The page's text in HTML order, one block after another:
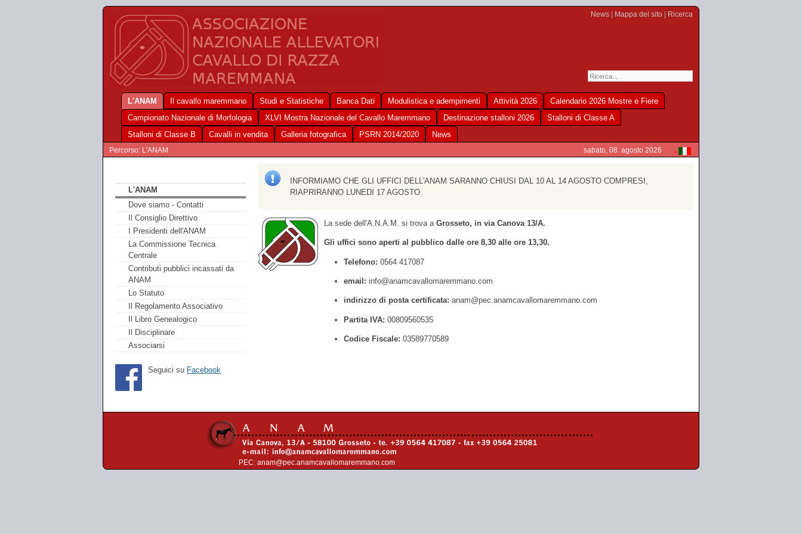
News Mappa del sito Ricerca
L'ANAM Il cavallo maremmano Studi e Statistiche Banca Dati Modulistica e adempimenti Attività 2026
Calendario 2026 Mostre e Fiere
Campionato Nazionale di Morfologia
XLVI Mostra Nazionale del Cavallo Maremmano Destinazione stalloni 2026
Stalloni di Classe A
Stalloni di Classe B
Cavalli in vendita Galleria fotografica PSRN 2014/2020 News
Percorso: L'ANAM sabato, 08. agosto 2026
L'ANAM
Dove siamo - Contatti
Il Consiglio Direttivo
I Presidenti dell'ANAM
La Commissione Tecnica
Centrale
Contributi pubblici incassati da
ANAM
Lo Statuto
Il Regolamento Associativo
Il Libro Genealogico
Il Disciplinare
Associarsi
Seguici su Facebook
INFORMIAMO CHE GLI UFFICI DELL'ANAM SARANNO CHIUSI DAL 10 AL 14 AGOSTO COMPRESI,
RIAPRIRANNO LUNEDI 17 AGOSTO.
La sede dell'A.N.A.M. si trova a Grosseto, in via Canova 13/A.
Gli uffici sono aperti al pubblico dalle ore 8,30 alle ore 13,30.
Telefono: 0564 417087
email: info@anamcavallomaremmano.com
indirizzo di posta certificata: anam@pec.anamcavallomaremmano.com
Partita IVA: 00809560535
Codice Fiscale: 03589770589
PEC: anam@pec.anamcavallomaremmano.com